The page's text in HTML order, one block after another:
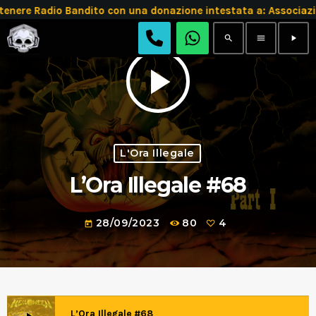
Radio Bandito con una donazione intestata a:
search menu play_arrow
play_arrow
L'Ora Illegale
L’Ora Illegale #68
today 28/09/2023 80 4